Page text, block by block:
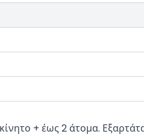
+ έως 2 άτομα.